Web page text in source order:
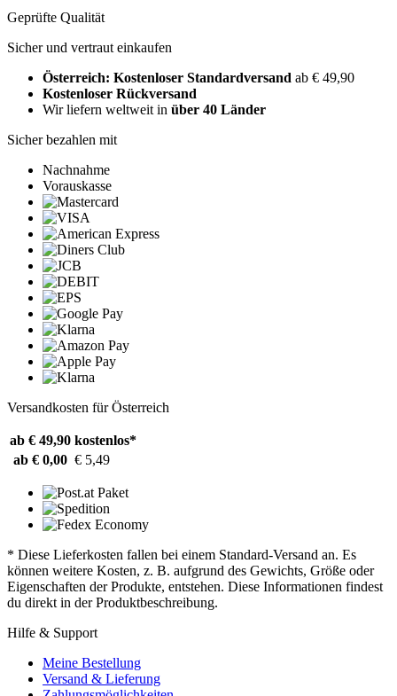
Geprüfte Qualität
Sicher und vertraut einkaufen
Österreich: Kostenloser Standardversand ab € 49,90
Kostenloser Rückversand
Wir liefern weltweit in über 40 Länder
Sicher bezahlen mit
Nachnahme
Vorauskasse
Versandkosten für Österreich
ab € 49,90 kostenlos*
ab € 0,00 € 5,49
* Diese Lieferkosten fallen bei einem Standard-Versand an. Es
können weitere Kosten, z. B. aufgrund des Gewichts, Größe oder
Eigenschaften der Produkte, entstehen. Diese Informationen findest
du direkt in der Produktbeschreibung.
Hilfe & Support
Meine Bestellung
Versand & Lieferung